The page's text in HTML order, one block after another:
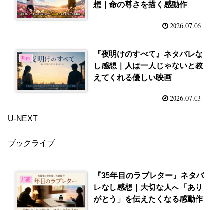
想｜命の尊さを描く感動作
2026.07.06
邦画
『夜明けのすべて』ネタバレな
し感想｜人は一人じゃないと教
えてくれる優しい映画
2026.07.03
U-NEXT
ブックライブ
邦画
『35年目のラブレター』ネタバ
レなし感想｜大切な人へ「あり
がとう」を伝えたくなる感動作